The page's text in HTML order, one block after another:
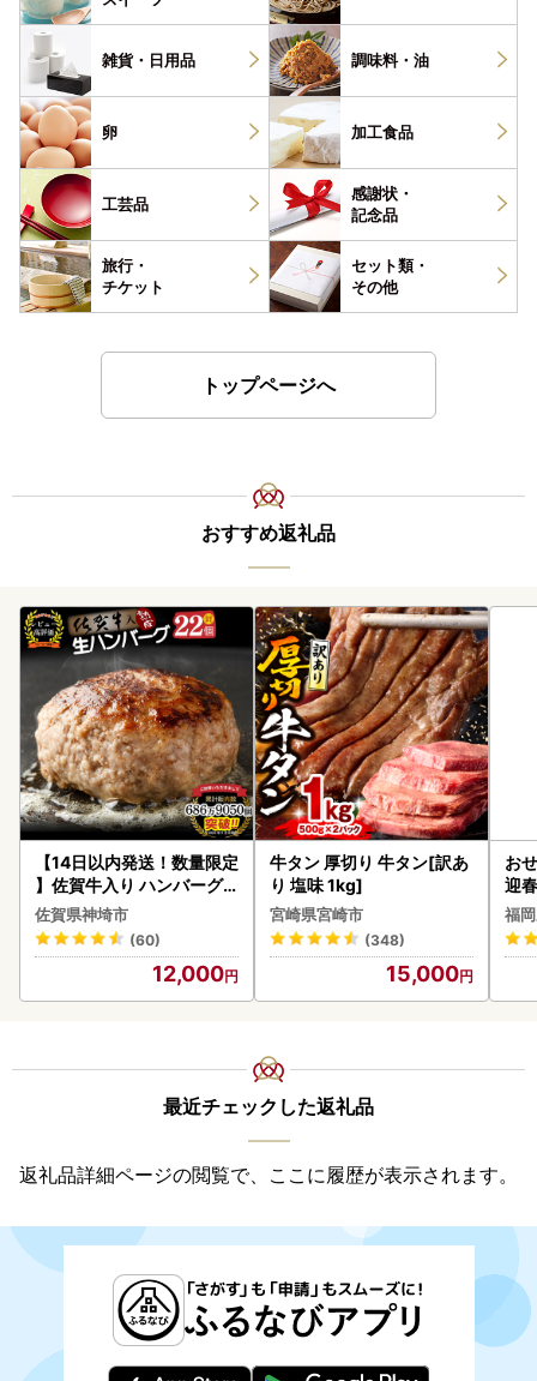
雑貨・ 日用品 調味料・ 油
卵 加工食品
工芸品
感謝状・
記念品
旅行・
チケット
セット類・
その他
トップページへ
おすすめ返礼品
【14日以内発送！数量限定
】佐賀牛入り ハンバーグ 2
2個 2.6kg(120g×22個)(H
083106)
佐賀県神埼市
(60)
12,000
牛タン 厚切り 牛タン[訳あ
り 塩味 1kg]
宮崎県宮崎市
(348)
15,000
お
迎
福
最近チェックした返礼品
返礼品詳細ページの閲覧で、ここに履歴が表示されます。